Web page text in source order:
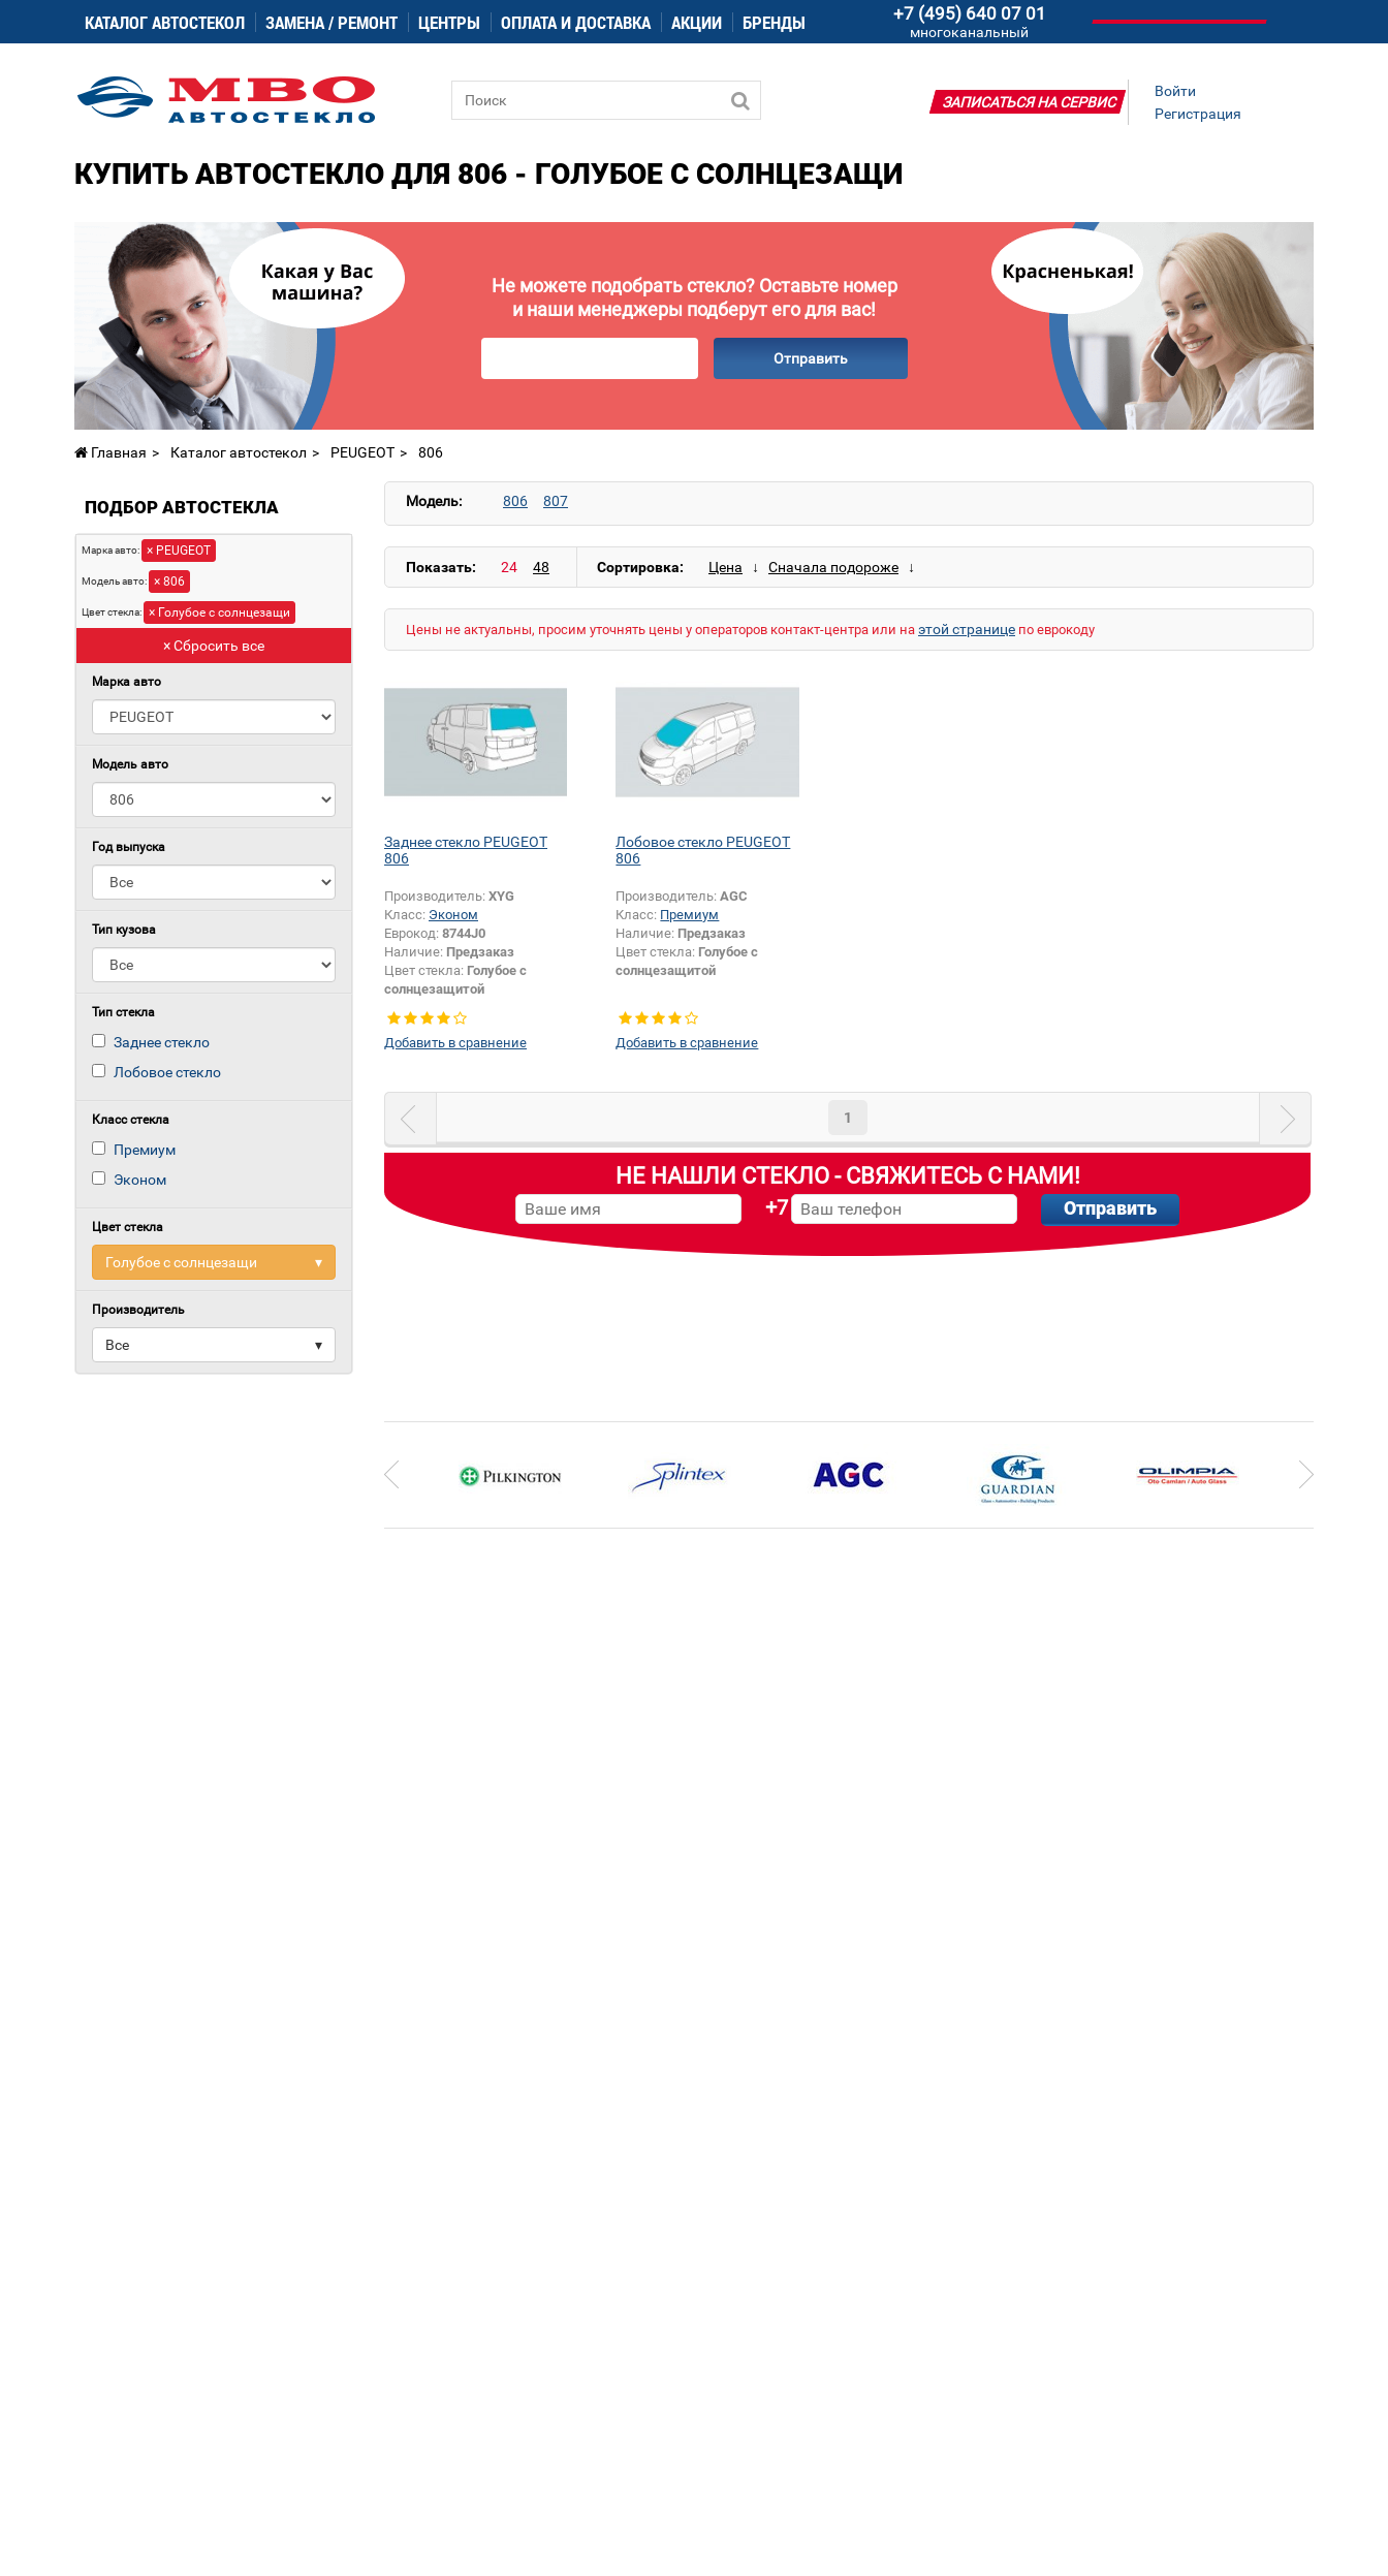
КАТАЛОГ АВТОСТЕКОЛ ЗАМЕНА / РЕМОНТ ЦЕНТРЫ ОПЛАТА И ДОСТАВКА АКЦИИ БРЕНДЫ +7 (495) 640 07 01
многоканальный
Войти
Регистрация
ЗАПИСАТЬСЯ НА СЕРВИС
КУПИТЬ АВТОСТЕКЛО ДЛЯ 806 - ГОЛУБОЕ С СОЛНЦЕЗАЩИ
Не можете подобрать стекло? Оставьте номер
и наши менеджеры подберут его для вас!
Отправить
Главная Каталог автостекол PEUGEOT 806
ПОДБОР АВТОСТЕКЛА
Марка авто: × PEUGEOT
Модель авто: × 806
Цвет стекла: × Голубое с солнцезащи
× Сбросить все
Марка авто
Модель авто
Год выпуска
Тип кузова
Тип стекла
Заднее стекло
Лобовое стекло
Класс стекла
Премиум
Эконом
Цвет стекла
▾
Голубое с солнцезащи
Производитель
▾
Все
Модель: 806 807
Показать: Сортировка:
Цены не актуальны, просим уточнять цены у операторов контакт-центра или на этой странице по еврокоду
Заднее стекло PEUGEOT
806
Производитель: XYG
Класс: Эконом
Еврокод: 8744J0
Наличие: Предзаказ
Цвет стекла: Голубое с
солнцезащитой
Тип стекла: Заднее стекло
Добавить в сравнение
Лобовое стекло PEUGEOT
806
Производитель:AGC
Класс: Премиум
Наличие: Предзаказ
Цвет стекла: Голубое с
солнцезащитой
Добавить в сравнение
1
НЕ НАШЛИ СТЕКЛО - СВЯЖИТЕСЬ С НАМИ!
+7 Отправить